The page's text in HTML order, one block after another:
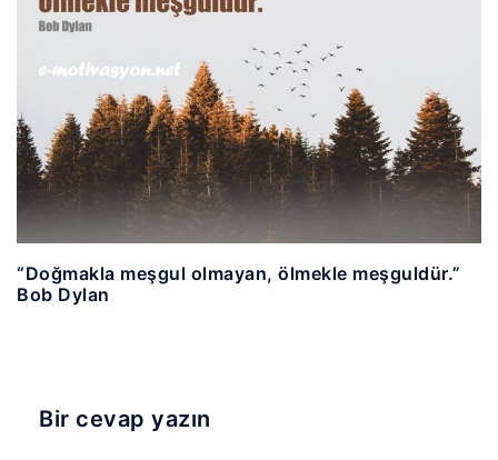
“Doğmakla meşgul olmayan, ölmekle meşguldür.”
Bob Dylan
Bir cevap yazın